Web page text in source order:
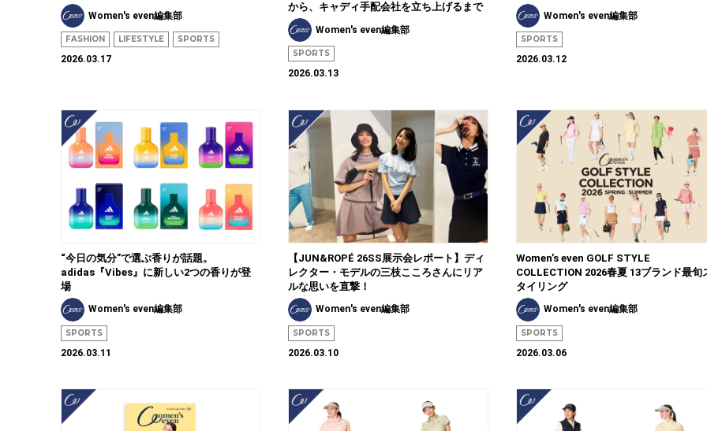
Women's even編集部
FASHION LIFESTYLE SPORTS
2026.03.17
から、キャディ手配会社を立ち上げるまで
Women's even編集部
SPORTS
2026.03.13
Women's even編集部
SPORTS
2026.03.12
“今日の気分”で選ぶ香りが話題。
adidas『Vibes』に新しい2つの香りが登
場
Women's even編集部
SPORTS
2026.03.11
【JUN&ROPÉ 26SS展示会レポート】ディ
レクター・モデルの三枝こころさんにリア
ルな思いを直撃！
Women's even編集部
SPORTS
2026.03.10
Women’s even GOLF STYLE
COLLECTION 2026春夏 13ブランド最旬
タイリング
Women's even編集部
SPORTS
2026.03.06